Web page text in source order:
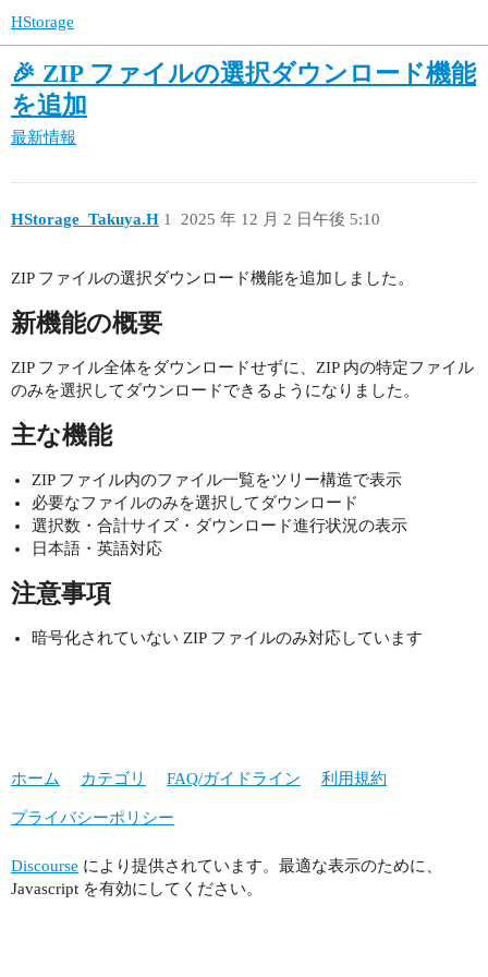
HStorage
🎉 ZIP ファイルの選択ダウンロード機能
を追加
最新情報
HStorage_Takuya.H 2025 年 12 月 2 日午後 5:10
1
ZIP ファイルの選択ダウンロード機能を追加しました。
新機能の概要
ZIP ファイル全体をダウンロードせずに、ZIP 内の特定ファイル
のみを選択してダウンロードできるようになりました。
主な機能
ZIP ファイル内のファイル一覧をツリー構造で表示
必要なファイルのみを選択してダウンロード
選択数・合計サイズ・ダウンロード進行状況の表示
日本語・英語対応
注意事項
暗号化されていない ZIP ファイルのみ対応しています
ホーム カテゴリ FAQ/ガイドライン 利用規約
プライバシーポリシー
Discourse により提供されています。最適な表示のために、
Javascript を有効にしてください。